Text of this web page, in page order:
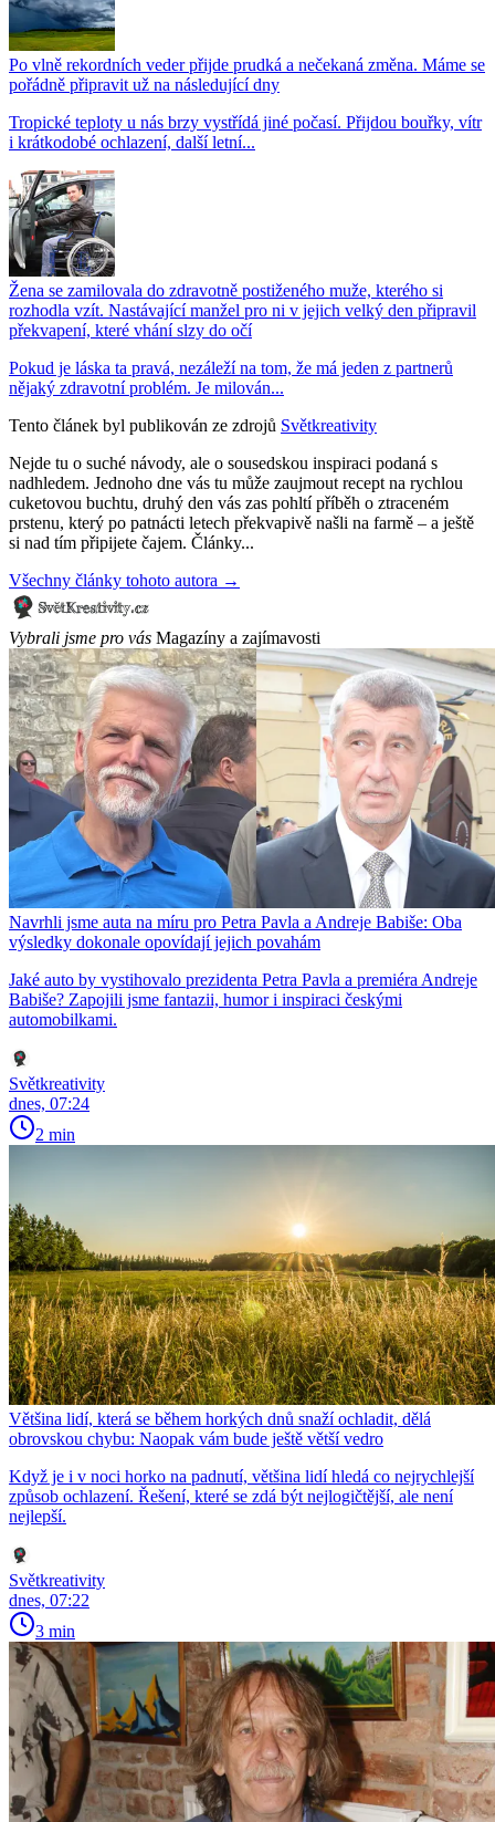
Po vlně rekordních veder přijde prudká a nečekaná změna. Máme se
pořádně připravit už na následující dny
Tropické teploty u nás brzy vystřídá jiné počasí. Přijdou bouřky, vítr
i krátkodobé ochlazení, další letní...
Žena se zamilovala do zdravotně postiženého muže, kterého si
rozhodla vzít. Nastávající manžel pro ni v jejich velký den připravil
překvapení, které vhání slzy do očí
Pokud je láska ta pravá, nezáleží na tom, že má jeden z partnerů
nějaký zdravotní problém. Je milován...
Tento článek byl publikován ze zdrojů Světkreativity
Nejde tu o suché návody, ale o sousedskou inspiraci podaná s
nadhledem. Jednoho dne vás tu může zaujmout recept na rychlou
cuketovou buchtu, druhý den vás zas pohltí příběh o ztraceném
prstenu, který po patnácti letech překvapivě našli na farmě – a ještě
si nad tím připijete čajem. Články...
Všechny články tohoto autora →
Vybrali jsme pro vás Magazíny a zajímavosti
Navrhli jsme auta na míru pro Petra Pavla a Andreje Babiše: Oba
výsledky dokonale opovídají jejich povahám
Jaké auto by vystihovalo prezidenta Petra Pavla a premiéra Andreje
Babiše? Zapojili jsme fantazii, humor i inspiraci českými
automobilkami.
Světkreativity
dnes, 07:24
2 min
Většina lidí, která se během horkých dnů snaží ochladit, dělá
obrovskou chybu: Naopak vám bude ještě větší vedro
Když je i v noci horko na padnutí, většina lidí hledá co nejrychlejší
způsob ochlazení. Řešení, které se zdá být nejlogičtější, ale není
nejlepší.
Světkreativity
dnes, 07:22
3 min